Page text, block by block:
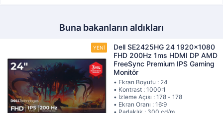
Buna bakanların aldıkları
Dell SE2425HG 24 1920x1080
FHD 200Hz 1ms HDMI DP AMD
FreeSync Premium IPS Gaming
Monitör
• Ekran Boyutu : 24
• Kontrast : 1000:1
• İzleme Açısı : 178 - 178
• Ekran Oranı : 16:9